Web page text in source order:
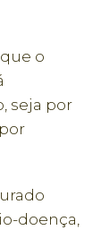
o
seja por
doença,